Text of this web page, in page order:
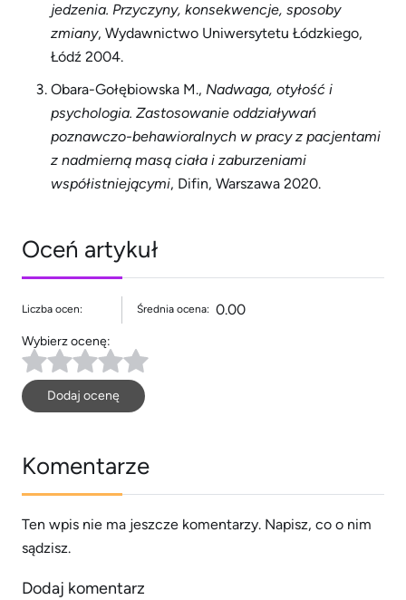
jedzenia. Przyczyny, konsekwencje, sposoby
zmiany, Wydawnictwo Uniwersytetu Łódzkiego,
Łódź 2004.
Obara-Gołębiowska M., Nadwaga, otyłość i
psychologia. Zastosowanie oddziaływań
poznawczo-behawioralnych w pracy z pacjentami
z nadmierną masą ciała i zaburzeniami
współistniejącymi, Difin, Warszawa 2020.
Oceń artykuł
Liczba ocen: Średnia ocena: 0.00
Wybierz ocenę:
Dodaj ocenę
Komentarze
Ten wpis nie ma jeszcze komentarzy. Napisz, co o nim
sądzisz.
Dodaj komentarz